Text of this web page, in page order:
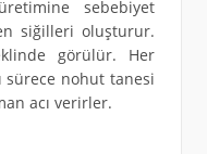
sebebiyet
siğilleri oluşturur.
görülür. Her
sürece nohut tanesi
acı verirler.